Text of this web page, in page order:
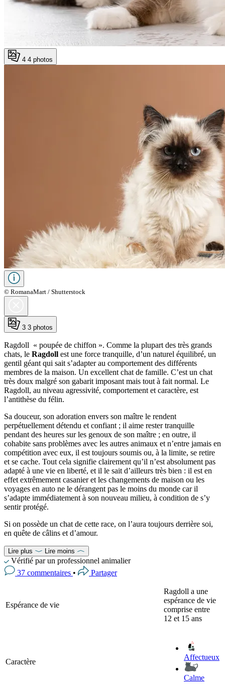
4 4 photos
© RomanaMart / Shutterstock
3 3 photos
Ragdoll « poupée de chiffon ». Comme la plupart des très grands
chats, le Ragdoll est une force tranquille, d’un naturel équilibré, un
gentil géant qui sait s’adapter au comportement des différents
membres de la maison. Un excellent chat de famille. C’est un chat
très doux malgré son gabarit imposant mais tout à fait normal. Le
Ragdoll, au niveau agressivité, comportement et caractère, est
l’antithèse du félin.
Sa douceur, son adoration envers son maître le rendent
perpétuellement détendu et confiant ; il aime rester tranquille
pendant des heures sur les genoux de son maître ; en outre, il
cohabite sans problèmes avec les autres animaux et n’entre jamais en
compétition avec eux, il est toujours soumis ou, à la limite, se retire
et se cache. Tout cela signifie clairement qu’il n’est absolument pas
adapté à une vie en liberté, et il le sait d’ailleurs très bien : il est en
effet extrêmement casanier et les changements de maison ou les
voyages en auto ne le dérangent pas le moins du monde car il
s’adapte immédiatement à son nouveau milieu, à condition de s’y
sentir protégé.
Si on possède un chat de cette race, on l’aura toujours derrière soi,
en quête de câlins et d’amour.
Lire plus Lire moins
Vérifié par un professionnel animalier
37 commentaires • Partager
Espérance de vie
Ragdoll a une
espérance de vie
comprise entre
12 et 15 ans
Caractère
Affectueux
Calme